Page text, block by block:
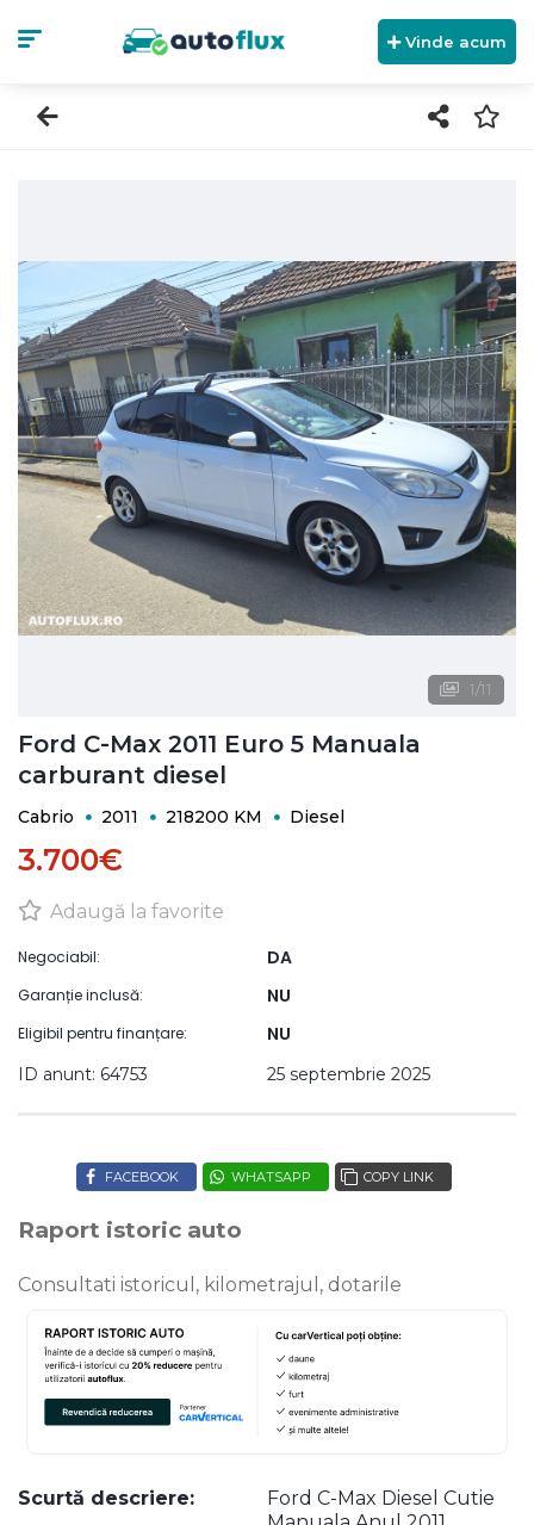
Vinde acum
1/11
Ford C-Max 2011 Euro 5 Manuala
carburant diesel
Cabrio 2011 218200 KM Diesel
3.700€
Adaugă la favorite
Negociabil: DA
Garanție inclusă: NU
Eligibil pentru finanțare: NU
ID anunt: 64753 25 septembrie 2025
FACEBOOK WHATSAPP COPY LINK
Raport istoric auto
Consultati istoricul, kilometrajul, dotarile
Scurtă descriere:
Ford C-Max Diesel Cutie